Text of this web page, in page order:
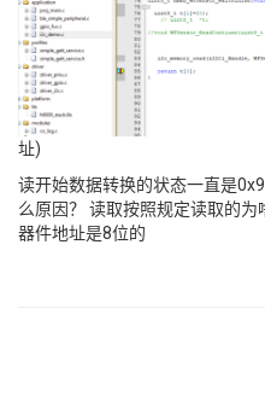
址)
读开始数据转换的状态一直是
么原因？ 读取按照规定读取的为
器件地址是8位的